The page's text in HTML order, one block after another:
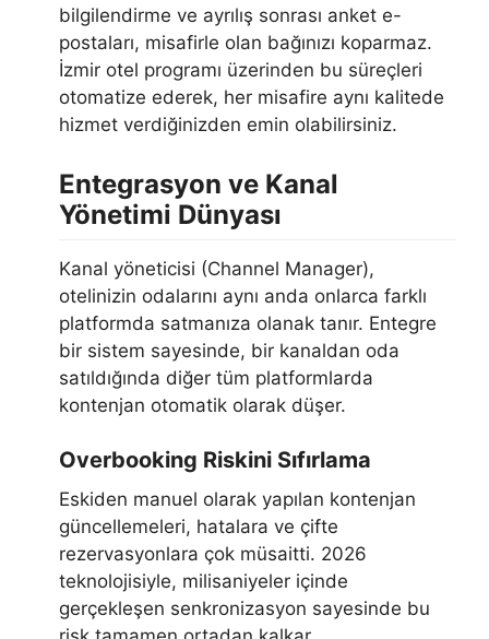
bilgilendirme ve ayrılış sonrası anket e-
postaları, misafirle olan bağınızı koparmaz.
İzmir otel programı üzerinden bu süreçleri
otomatize ederek, her misafire aynı kalitede
hizmet verdiğinizden emin olabilirsiniz.
Entegrasyon ve Kanal
Yönetimi Dünyası
Kanal yöneticisi (Channel Manager),
otelinizin odalarını aynı anda onlarca farklı
platformda satmanıza olanak tanır. Entegre
bir sistem sayesinde, bir kanaldan oda
satıldığında diğer tüm platformlarda
kontenjan otomatik olarak düşer.
Overbooking Riskini Sıfırlama
Eskiden manuel olarak yapılan kontenjan
güncellemeleri, hatalara ve çifte
rezervasyonlara çok müsaitti. 2026
teknolojisiyle, milisaniyeler içinde
gerçekleşen senkronizasyon sayesinde bu